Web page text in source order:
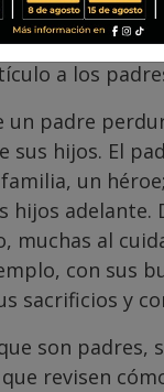
en el mismo
mi padre y por
a los
un padre
sus hijos. El
un
hijos adelante.
muchas al
con sus
sacrificios y
son padres,
revisen